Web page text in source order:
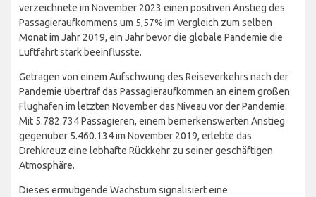
verzeichnete im November 2023 einen positiven Anstieg des
Passagieraufkommens um 5,57% im Vergleich zum selben
Monat im Jahr 2019, ein Jahr bevor die globale Pandemie die
Luftfahrt stark beeinflusste.
Getragen von einem Aufschwung des Reiseverkehrs nach der
Pandemie übertraf das Passagieraufkommen an einem großen
Flughafen im letzten November das Niveau vor der Pandemie.
Mit 5.782.734 Passagieren, einem bemerkenswerten Anstieg
gegenüber 5.460.134 im November 2019, erlebte das
Drehkreuz eine lebhafte Rückkehr zu seiner geschäftigen
Atmosphäre.
Dieses ermutigende Wachstum signalisiert eine